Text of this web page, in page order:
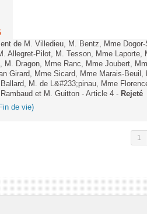
de M. Villedieu, M. Bentz, Mme
Allegret-Pilot, M. Tesson, Mme
M. Dragon, Mme Ranc, Mme Joubert,
Girard, Mme Sicard, Mme Marais-
M. de L&#233;pinau, Mme
et M. Guitton - Article 4 - Rejeté
de vie)
1